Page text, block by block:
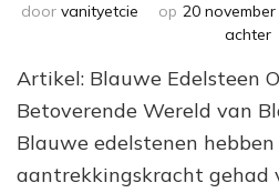
door vanityetcie op 20 november
achterop
Artikel: Blauwe Edelsteen
Betoverende Wereld van
Blauwe edelstenen
aantrekkingskracht gehad